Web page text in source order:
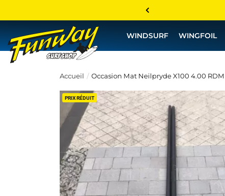
WINDSURF WINGFOIL
Accueil Occasion Mat Neilpryde X100 4.00 RDM
PRIX RÉDUIT